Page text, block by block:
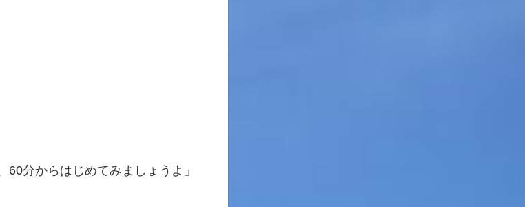
分からはじめてみましょうよ」